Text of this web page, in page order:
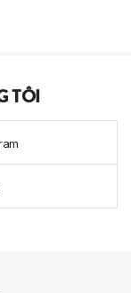
TÔI